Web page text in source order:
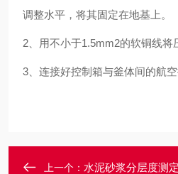
调整水平，将其固定在地基上。
2 、用不小于1.5mm2的软铜线将
3 、连接好控制箱与釜体间的航空
上一个： 水泥砂浆分层度测